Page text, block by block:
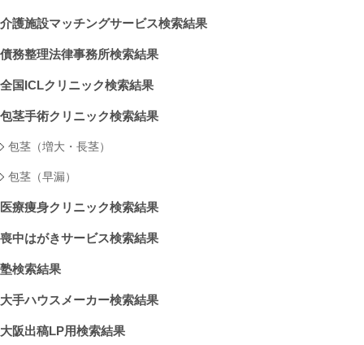
介護施設マッチングサービス検索結果
債務整理法律事務所検索結果
全国ICLクリニック検索結果
包茎手術クリニック検索結果
包茎（増大・長茎）
包茎（早漏）
医療痩身クリニック検索結果
喪中はがきサービス検索結果
塾検索結果
大手ハウスメーカー検索結果
大阪出稿LP用検索結果